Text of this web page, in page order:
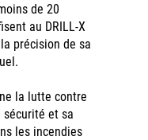
de 20
au DRILL-X
précision de sa
la lutte contre
sécurité et sa
les incendies